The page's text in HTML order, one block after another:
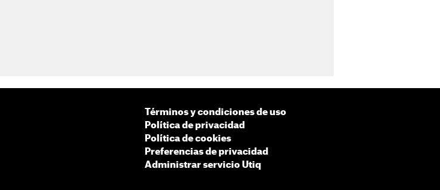
Términos y condiciones de uso
Política de privacidad
Política de cookies
Preferencias de privacidad
Administrar servicio Utiq